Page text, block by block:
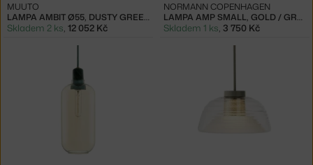
LAMPA AMBIT Ø55, DUSTY GREEN
MUUTO
Skladem 2 ks, 12 052 Kč
LAMPA AMP SMALL, GOLD / GREEN
NORMANN COPENHAGEN
Skladem 1 ks, 3 750 Kč